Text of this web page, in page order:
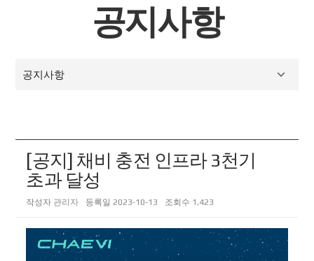
공지사항
공지사항
[공지] 채비 충전 인프라 3천기
초과 달성
작성자 관리자 등록일 2023-10-13 조회수 1,423